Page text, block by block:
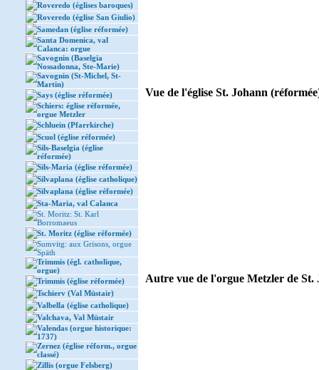
Roveredo (églises baroques)
Roveredo (église San Giulio)
Samedan (église réformée)
Santa Domenica, val
Calanca: orgue
Savognin (Baselgia
Nossadonna, Ste-Marie)
Savognin (St-Michel, St-
Martin)
Says (église réformée)
Schiers: église réformée,
orgue Metzler
Schluein (Pfarrkirche)
Scuol (église réformée)
Sils-Baselgia (église
réformée)
Sils-Maria (église réformée)
Silvaplana (église catholique)
Silvaplana (église réformée)
Sta-Maria, val Calanca
St. Moritz: St. Karl
Borromaeus
St. Moritz (église réformée)
Sumvitg: aux Grisons, orgue
Späth
Trimmis (égl. catholique,
orgue)
Trimmis (église réformée)
Tschierv (Val Müstair)
Valbella (église catholique)
Valchava, Val Müstair
Valendas (orgue historique:
1737)
Zernez (église réform., orgue
classé)
Zillis (orgue Felsberg)
Vue de l'église St. Johann
Autre vue de l'orgue Metzler de St.